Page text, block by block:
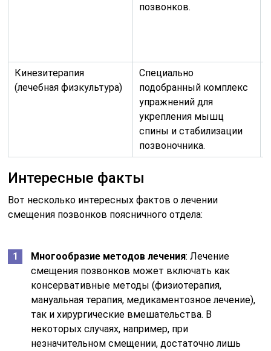
позвонков.
Кинезитерапия
(лечебная физкультура)
Специально
подобранный комплекс
упражнений для
укрепления мышц
спины и стабилизации
позвоночника.
Интересные факты
Вот несколько интересных фактов о лечении
смещения позвонков поясничного отдела:
Многообразие методов лечения: Лечение
смещения позвонков может включать как
консервативные методы (физиотерапия,
мануальная терапия, медикаментозное лечение),
так и хирургические вмешательства. В
некоторых случаях, например, при
незначительном смещении, достаточно лишь